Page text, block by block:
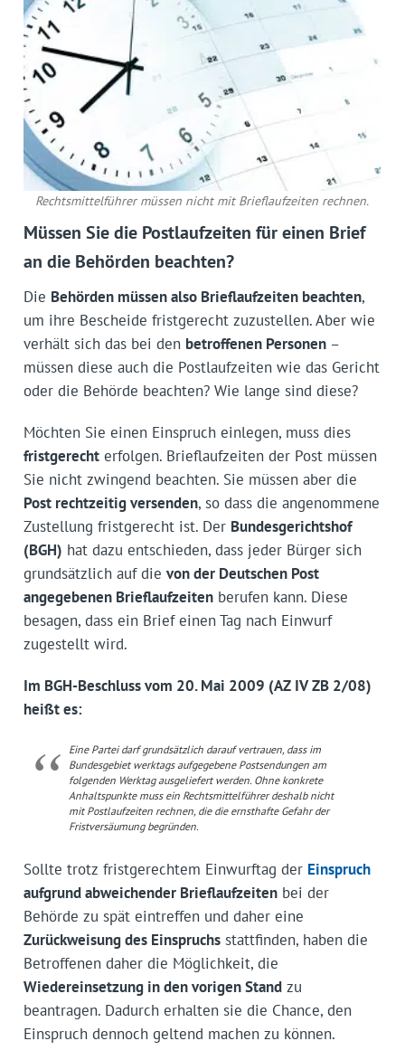
Rechtsmittelführer müssen nicht mit Brieflaufzeiten rechnen.
Müssen Sie die Postlaufzeiten für einen Brief
an die Behörden beachten?
Die Behörden müssen also Brieflaufzeiten beachten,
um ihre Bescheide fristgerecht zuzustellen. Aber wie
verhält sich das bei den betroffenen Personen–
müssen diese auch die Postlaufzeiten wie das Gericht
oder die Behörde beachten? Wie lange sind diese?
Möchten Sie einen Einspruch einlegen, muss dies
fristgerechterfolgen. Brieflaufzeiten der Post müssen
Sie nicht zwingend beachten. Sie müssen aber die
Post rechtzeitig versenden, so dass die angenommene
Zustellung fristgerecht ist. Der Bundesgerichtshof
(BGH) hat dazu entschieden, dass jeder Bürger sich
grundsätzlich auf die von der Deutschen Post
angegebenen Brieflaufzeitenberufen kann. Diese
besagen, dass ein Brief einen Tag nach Einwurf
zugestellt wird.
Im BGH-Beschluss vom 20. Mai 2009 (AZ IV ZB 2/08)
heißt es:
Eine Partei darf grundsätzlich darauf vertrauen, dass im
Bundesgebiet werktags aufgegebene Postsendungen am
folgenden Werktag ausgeliefert werden. Ohne konkrete
Anhaltspunkte muss ein Rechtsmittelführer deshalb nicht
mit Postlaufzeiten rechnen, die die ernsthafte Gefahr der
Fristversäumung begründen.
Sollte trotz fristgerechtem Einwurftag der Einspruch
aufgrund abweichender Brieflaufzeitenbei der
Behörde zu spät eintreffen und daher eine
Zurückweisung des Einspruchsstattfinden, haben die
Betroffenen daher die Möglichkeit, die
Wiedereinsetzung in den vorigen Standzu
beantragen. Dadurch erhalten sie die Chance, den
Einspruch dennoch geltend machen zu können.